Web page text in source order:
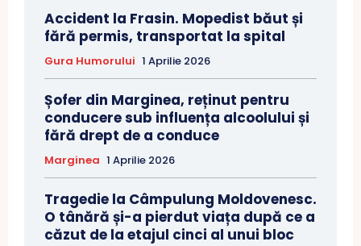
Accident la Frasin. Mopedist băut și
fără permis, transportat la spital
Gura Humorului 1 Aprilie 2026
Șofer din Marginea, reținut pentru
conducere sub influența alcoolului și
fără drept de a conduce
Marginea 1 Aprilie 2026
Tragedie la Câmpulung Moldovenesc.
O tânără și-a pierdut viața după ce a
căzut de la etajul cinci al unui bloc